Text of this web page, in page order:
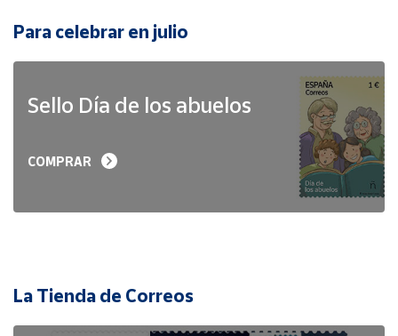
Para celebrar en julio
Sello Día de los abuelos
COMPRAR
La Tienda de Correos